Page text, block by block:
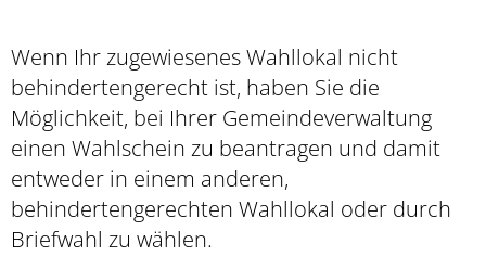
Wenn Ihr zugewiesenes Wahllokal nicht
behindertengerecht ist, haben Sie die
Möglichkeit, bei Ihrer Gemeindeverwaltung
einen Wahlschein zu beantragen und damit
entweder in einem anderen,
behindertengerechten Wahllokal oder durch
Briefwahl zu wählen.